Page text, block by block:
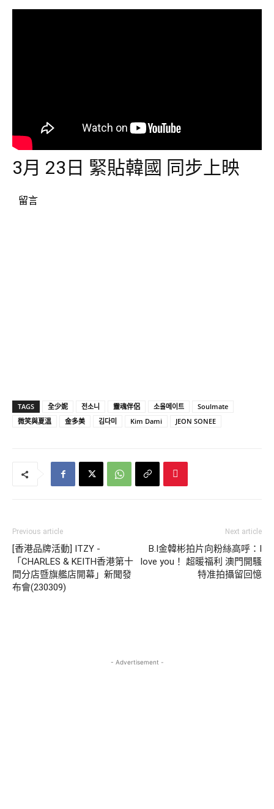
3月 23 日 緊貼韓國 同步上映
留言
TAGS 全少妮 전소니 靈魂伴侶 소울메이트
Soulmate
微笑與夏溫
金多美 김다미 Kim Dami JEON SONEE
Previous article
[香港品牌活動] ITZY -
「CHARLES & KEITH香港第十
間分店暨旗艦店開幕」新聞發
布會(230309)
Next article
B.I金韓彬拍片向粉絲高呼：I
love you！ 超暖福利 澳門開騷
特准拍攝留回憶
- Advertisement -